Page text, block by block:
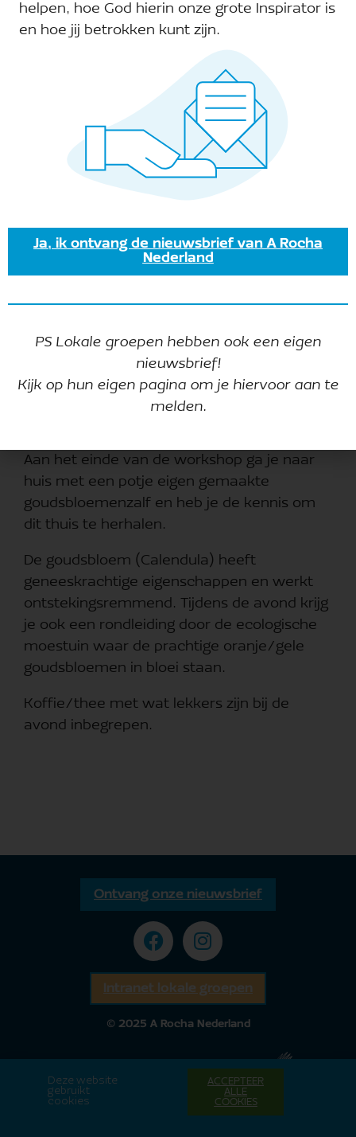
Tijdens deze avond neemt Esther
Aan het einde van de workshop ga je naar
huis met een potje eigen gemaakte
goudsbloemenzalf en heb je de kennis om
dit thuis te herhalen.
De goudsbloem (Calendula) heeft
geneeskrachtige eigenschappen en werkt
ontstekingsremmend. Tijdens de avond krijg
je ook een rondleiding door de ecologische
moestuin waar de prachtige oranje/gele
goudsbloemen in bloei staan.
Koffie/thee met wat lekkers zijn bij de
avond inbegrepen.
Ontvang onze nieuwsbrief
Intranet lokale groepen
© 2025 A Rocha Nederland
Deze website
gebruikt
cookies
ACCEPTEER
ALLE
COOKIES
helpen, hoe God hierin onze grote Inspirator is
en hoe jij betrokken kunt zijn.
Ja, ik ontvang de nieuwsbrief van A Rocha
Nederland
PS Lokale groepen hebben ook een eigen
nieuwsbrief!
Kijk op hun eigen pagina om je hiervoor aan te
melden.